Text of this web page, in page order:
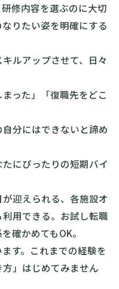
修内容を選ぶのに大切
りたい姿を明確にする
ルアップさせて、日々
った」「復職先をどこ
分にはできないと諦め
にぴったりの短期バイ
迎えられる、各施設オ
用できる。お試し転職
確かめてもOK。
す。これまでの経験を
」はじめてみません